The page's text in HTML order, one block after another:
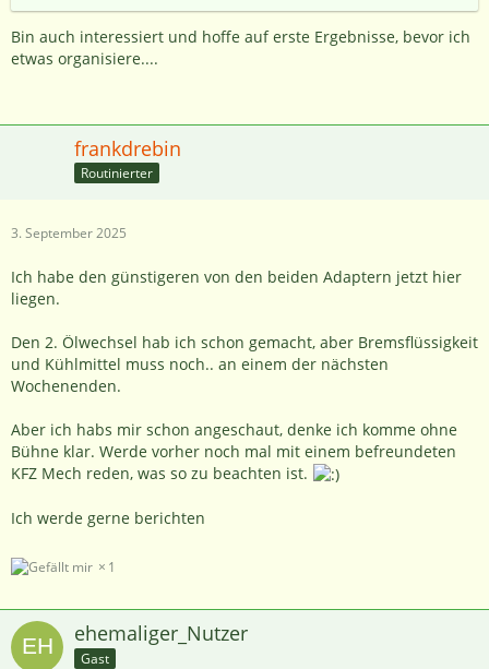
Bin auch interessiert und hoffe auf erste Ergebnisse, bevor ich
etwas organisiere....
frankdrebin
Routinierter
3. September 2025
Ich habe den günstigeren von den beiden Adaptern jetzt hier
liegen.
Den 2. Ölwechsel hab ich schon gemacht, aber Bremsflüssigkeit
und Kühlmittel muss noch.. an einem der nächsten
Wochenenden.
Aber ich habs mir schon angeschaut, denke ich komme ohne
Bühne klar. Werde vorher noch mal mit einem befreundeten
KFZ Mech reden, was so zu beachten ist.
Ich werde gerne berichten
1
ehemaliger_Nutzer
Gast